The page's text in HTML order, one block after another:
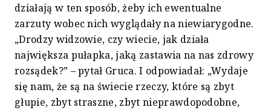
działają w ten sposób, żeby ich ewentualne
zarzuty wobec nich wyglądały na niewiarygodne.
„Drodzy widzowie, czy wiecie, jak działa
największa pułapka, jaką zastawia na nas zdrowy
rozsądek?” – pytał Gruca. I odpowiadał: „Wydaje
się nam, że są na świecie rzeczy, które są zbyt
głupie, zbyt straszne, zbyt nieprawdopodobne,